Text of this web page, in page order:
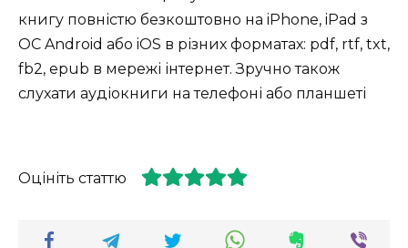
книгу повністю безкоштовно на iPhone, iPad з
ОС Android або iOS в різних форматах: pdf, rtf, txt,
fb2, epub в мережі інтернет. Зручно також
слухати аудіокниги на телефоні або планшеті
Оцініть статтю